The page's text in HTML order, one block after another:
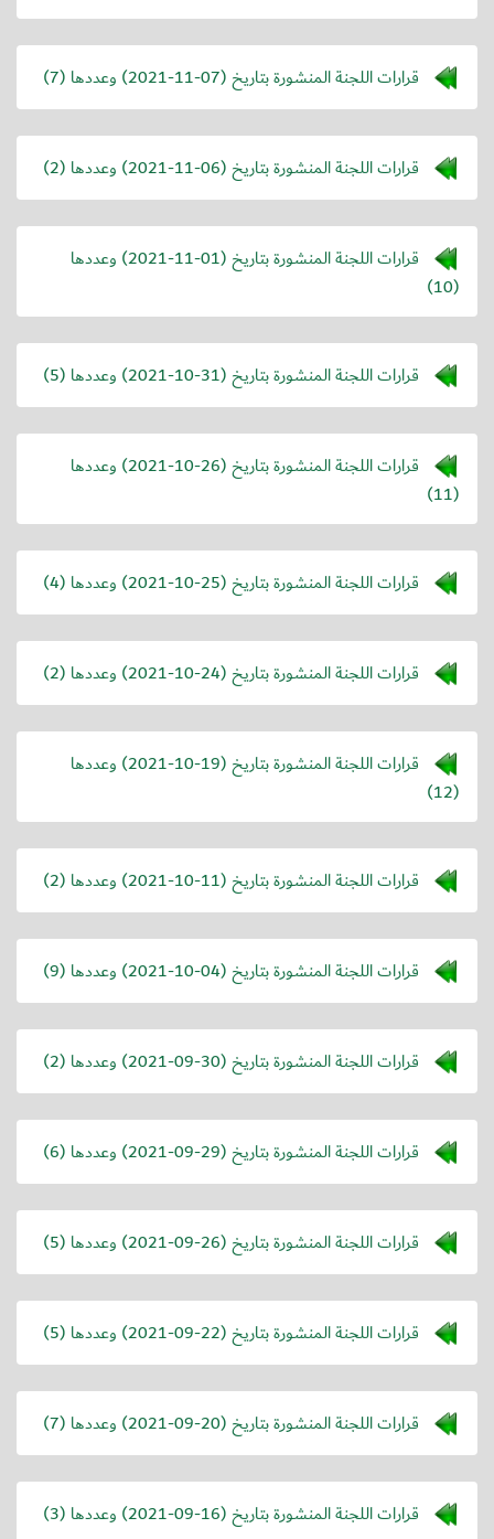
قرارات اللجنة المنشورة بتاريخ (2021-11-07) وعددها (7)
قرارات اللجنة المنشورة بتاريخ (2021-11-06) وعددها (2)
قرارات اللجنة المنشورة بتاريخ (2021-11-01) وعددها
(10)
قرارات اللجنة المنشورة بتاريخ (2021-10-31) وعددها (5)
قرارات اللجنة المنشورة بتاريخ (2021-10-26) وعددها
(11)
قرارات اللجنة المنشورة بتاريخ (2021-10-25) وعددها (4)
قرارات اللجنة المنشورة بتاريخ (2021-10-24) وعددها (2)
قرارات اللجنة المنشورة بتاريخ (2021-10-19) وعددها
(12)
قرارات اللجنة المنشورة بتاريخ (2021-10-11) وعددها (2)
قرارات اللجنة المنشورة بتاريخ (2021-10-04) وعددها (9)
قرارات اللجنة المنشورة بتاريخ (2021-09-30) وعددها (2)
قرارات اللجنة المنشورة بتاريخ (2021-09-29) وعددها (6)
قرارات اللجنة المنشورة بتاريخ (2021-09-26) وعددها (5)
قرارات اللجنة المنشورة بتاريخ (2021-09-22) وعددها (5)
قرارات اللجنة المنشورة بتاريخ (2021-09-20) وعددها (7)
قرارات اللجنة المنشورة بتاريخ (2021-09-16) وعددها (3)